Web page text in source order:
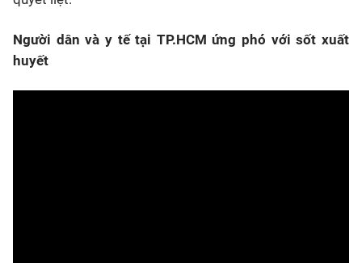
Người dân và y tế tại TP.HCM ứng phó với sốt xuất
huyết